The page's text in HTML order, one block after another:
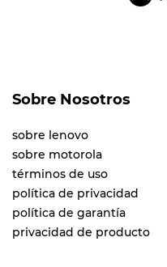
Sobre Nosotros
sobre lenovo
sobre motorola
términos de uso
política de privacidad
política de garantía
privacidad de producto